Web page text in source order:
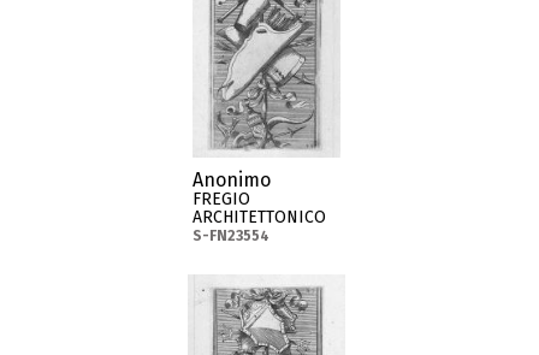
Anonimo
FREGIO
ARCHITETTONICO
S-FN23554